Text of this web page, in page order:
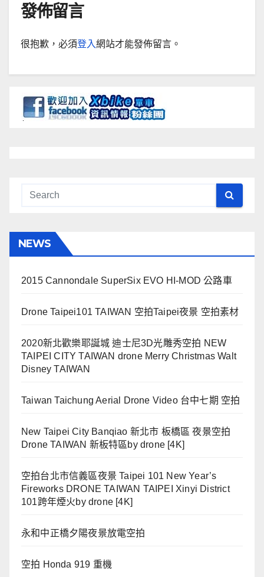
發佈留言
很抱歉，必須登入網站才能發佈留言。
NEWS
2015 Cannondale SuperSix EVO HI-MOD 公路車
Drone Taipei101 TAIWAN 空拍Taipei夜景 空拍素材
2020新北歡樂耶誕城 迪士尼3D光雕秀空拍 NEW
TAIPEI CITY TAIWAN drone Merry Christmas Walt
Disney TAIWAN
Taiwan Taichung Aerial Drone Video 台中七期 空拍
New Taipei City Banqiao 新北市 板橋區 夜景空拍
Drone TAIWAN 新板特區by drone [4K]
空拍台北市信義區夜景 Taipei 101 New Year’s
Fireworks DRONE TAIWAN TAIPEI Xinyi District
101跨年煙火by drone [4K]
永和中正橋夕陽夜景放電空拍
空拍 Honda 919 重機